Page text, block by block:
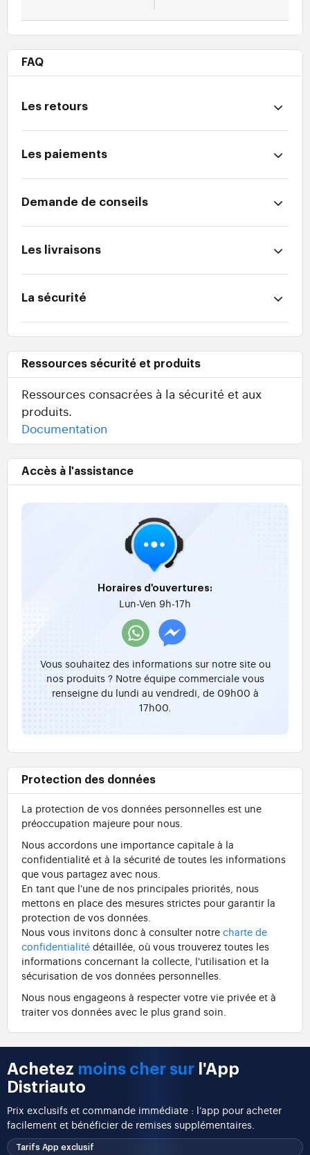
FAQ
Les retours
Les paiements
Demande de conseils
Les livraisons
La sécurité
Ressources sécurité et produits
Ressources consacrées à la sécurité et aux
produits.
Documentation
Accès à l'assistance
Horaires d'ouvertures:
Lun-Ven 9h-17h
Vous souhaitez des informations sur notre site ou
nos produits ? Notre équipe commerciale vous
renseigne du lundi au vendredi, de 09h00 à
17h00.
Protection des données
La protection de vos données personnelles est une
préoccupation majeure pour nous.
Nous accordons une importance capitale à la
confidentialité et à la sécurité de toutes les informations
que vous partagez avec nous.
En tant que l'une de nos principales priorités, nous
mettons en place des mesures strictes pour garantir la
protection de vos données.
Nous vous invitons donc à consulter notre charte de
confidentialité détaillée, où vous trouverez toutes les
informations concernant la collecte, l'utilisation et la
sécurisation de vos données personnelles.
Nous nous engageons à respecter votre vie privée et à
traiter vos données avec le plus grand soin.
Achetez moins cher sur l'App
Distriauto
Prix exclusifs et commande immédiate : l’app pour acheter
facilement et bénéficier de remises supplémentaires.
Tarifs App exclusif